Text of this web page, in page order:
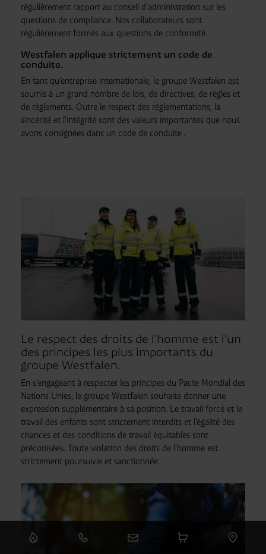
régulièrement rapport au conseil d'administration sur les
questions de compliance. Nos collaborateurs sont
régulièrement formés aux questions de conformité.
Westfalen applique strictement un code de
conduite.
En tant qu'entreprise internationale, le groupe Westfalen est
soumis à un grand nombre de lois, de directives, de règles et
de règlements. Outre le respect des réglementations, la
sincérité et l'intégrité sont des valeurs importantes que nous
avons consignées dans un code de conduite .
Le respect des droits de l'homme est l'un
des principes les plus importants du
groupe Westfalen.
En s'engageant à respecter les principes du Pacte Mondial des
Nations Unies, le groupe Westfalen souhaite donner une
expression supplémentaire à sa position. Le travail forcé et le
travail des enfants sont strictement interdits et l'égalité des
chances et des conditions de travail équitables sont
préconisées. Toute violation des droits de l'homme est
strictement poursuivie et sanctionnée.